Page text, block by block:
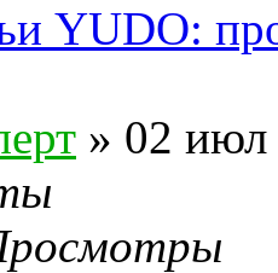
YUDO:
» 02 июл